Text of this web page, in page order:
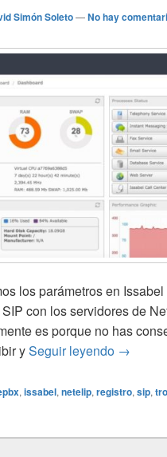
Simón Soleto—No hay
los parámetros en
con los servidores de
es porque no has
ySeguir leyendo →
, issabel, netelip, registro, sip,